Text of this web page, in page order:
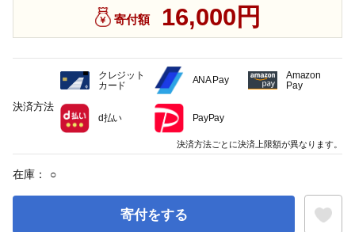
寄付額 16,000円
在庫： ○
寄付をする
決済方法
クレジット
カード
ANA Pay
Amazon
Pay
d払い PayPay
決済方法ごとに決済上限額が異なります。